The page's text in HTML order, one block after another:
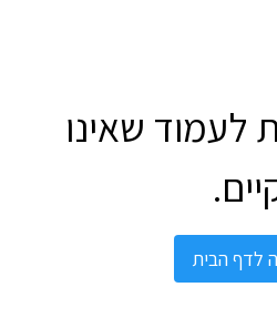
לעמוד שאינו
לדף הבית